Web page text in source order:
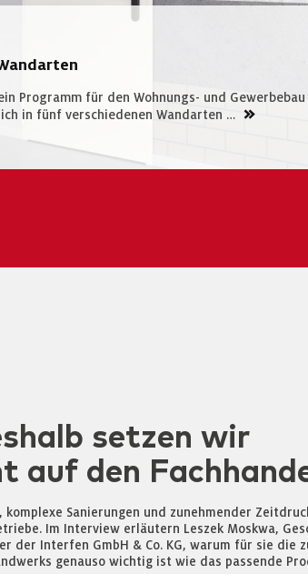
Programm für den Wohnungs- und Gewerbebau
in fünf verschiedenen Wandarten …
>>
setzen wir
auf den
Sanierungen und zunehmender
Im Interview erläutern Leszek Moskwa,
der Interfen GmbH & Co. KG, warum für sie die
genauso wichtig ist wie das passende